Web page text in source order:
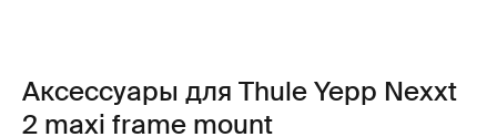
Аксессуары для Thule Yepp Nexxt
2 maxi frame mount